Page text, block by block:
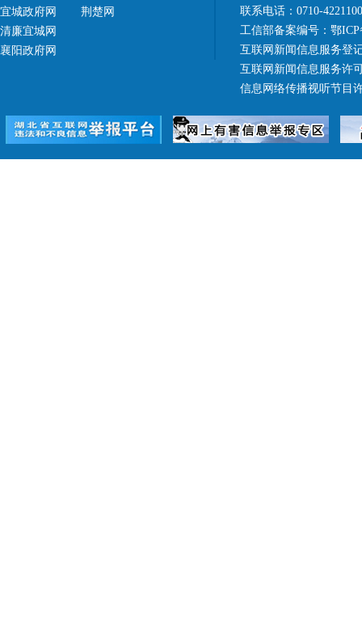
宜城政府网
清廉宜城网
襄阳政府网
荆楚网
联系电话：0710-
工信部备案编号： 鄂ICP
互联网新闻信息服务登
互联网新闻信息服务许
信息网络传播视听节目